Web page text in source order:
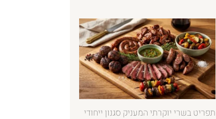
תפריט בשרי יוקרתי המעניק סגנון ייחודי